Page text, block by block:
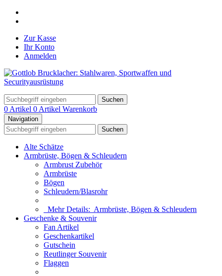
Zur Kasse
Ihr Konto
Anmelden
Suchen
0 Artikel 0 Artikel Warenkorb
Navigation
Suchen
Alte Schätze
Armbrüste, Bögen & Schleudern
Armbrust Zubehör
Armbrüste
Bögen
Schleudern/Blasrohr
Mehr Details: Armbrüste, Bögen & Schleudern
Geschenke & Souvenir
Fan Artikel
Geschenkartikel
Gutschein
Reutlinger Souvenir
Flaggen